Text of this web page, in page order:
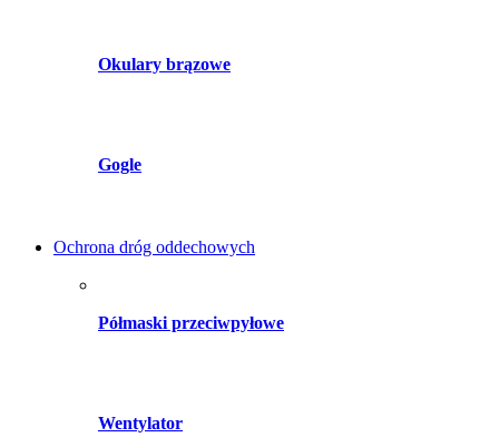
Okulary brązowe
Gogle
Ochrona dróg oddechowych
Półmaski przeciwpyłowe
Wentylator